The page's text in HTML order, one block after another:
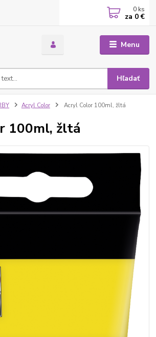
Menu
Hľadať
0 ks
za 0 €
Acryl Color Acryl Color 100ml, žltá
100ml, žltá